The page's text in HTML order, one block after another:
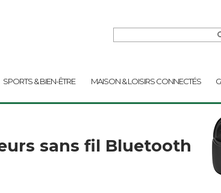
SPORTS & BIEN-ÊTRE MAISON & LOISIRS CONNECTÉS
sans fil Bluetooth